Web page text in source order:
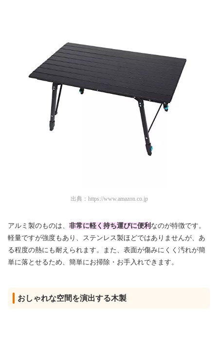
出典： https://www.amazon.co.jp
アルミ製のものは、 非常に軽く持ち運びに便利 なのが特徴です。
軽量ですが強度もあり、ステンレス製ほどではありませんが、あ
る程度の熱にも耐えられます。また、表面が傷みにくく汚れが簡
単に落とせるため、簡単にお掃除・お手入れできます。
おしゃれな空間を演出する木製